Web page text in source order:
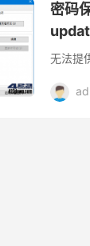
密码
无法提